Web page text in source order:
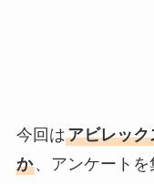
今回はアビレッ
か、アンケートを